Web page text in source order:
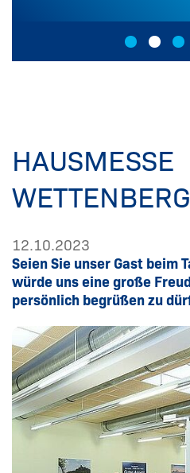
HAUSMESSE
WETTENBERG
12.10.2023
Seien Sie unser Gast beim
würde uns eine große
persönlich begrüßen zu